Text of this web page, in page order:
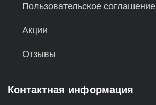
Пользовательское соглашение
Акции
Отзывы
Контактная информация